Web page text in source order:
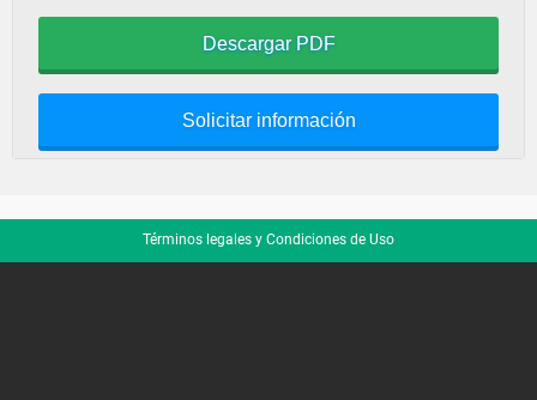
Descargar PDF
Solicitar información
Términos legales y Condiciones de Uso